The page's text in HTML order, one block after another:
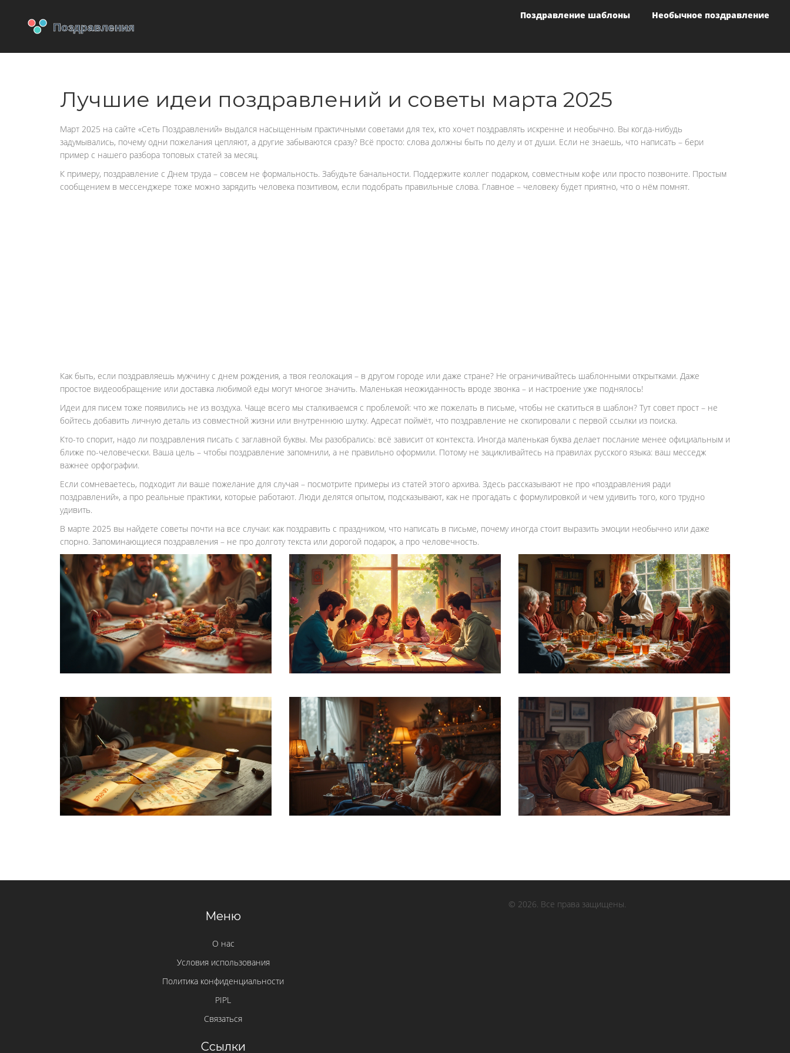
Поздравление шаблоны Необычное поздравление
Лучшие идеи поздравлений и советы марта 2025
Март 2025 на сайте «Сеть Поздравлений» выдался насыщенным практичными советами для тех, кто хочет поздравлять искренне и необычно. Вы когда-нибудь
задумывались, почему одни пожелания цепляют, а другие забываются сразу? Всё просто: слова должны быть по делу и от души. Если не знаешь, что написать – бери
пример с нашего разбора топовых статей за месяц.
К примеру, поздравление с Днем труда – совсем не формальность. Забудьте банальности. Поддержите коллег подарком, совместным кофе или просто позвоните. Простым
сообщением в мессенджере тоже можно зарядить человека позитивом, если подобрать правильные слова. Главное – человеку будет приятно, что о нём помнят.
Как быть, если поздравляешь мужчину с днем рождения, а твоя геолокация – в другом городе или даже стране? Не ограничивайтесь шаблонными открытками. Даже
простое видеообращение или доставка любимой еды могут многое значить. Маленькая неожиданность вроде звонка – и настроение уже поднялось!
Идеи для писем тоже появились не из воздуха. Чаще всего мы сталкиваемся с проблемой: что же пожелать в письме, чтобы не скатиться в шаблон? Тут совет прост – не
бойтесь добавить личную деталь из совместной жизни или внутреннюю шутку. Адресат поймёт, что поздравление не скопировали с первой ссылки из поиска.
Кто-то спорит, надо ли поздравления писать с заглавной буквы. Мы разобрались: всё зависит от контекста. Иногда маленькая буква делает послание менее официальным и
ближе по-человечески. Ваша цель – чтобы поздравление запомнили, а не правильно оформили. Потому не зацикливайтесь на правилах русского языка: ваш месседж
важнее орфографии.
Если сомневаетесь, подходит ли ваше пожелание для случая – посмотрите примеры из статей этого архива. Здесь рассказывают не про «поздравления ради
поздравлений», а про реальные практики, которые работают. Люди делятся опытом, подсказывают, как не прогадать с формулировкой и чем удивить того, кого трудно
удивить.
В марте 2025 вы найдете советы почти на все случаи: как поздравить с праздником, что написать в письме, почему иногда стоит выразить эмоции необычно или даже
спорно. Запоминающиеся поздравления – не про долготу текста или дорогой подарок, а про человечность.
Меню
О нас
Условия использования
Политика конфиденциальности
PIPL
Связаться
Ссылки
© 2026. Все права защищены.